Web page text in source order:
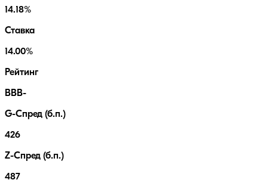
14.18%
Ставка
14.00%
Рейтинг
BBB-
G-Спред (б.п.)
426
Z-Спред (б.п.)
487